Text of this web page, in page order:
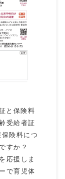
と保険料
受給者証
険料につ
すか？
応援しま
で育児体